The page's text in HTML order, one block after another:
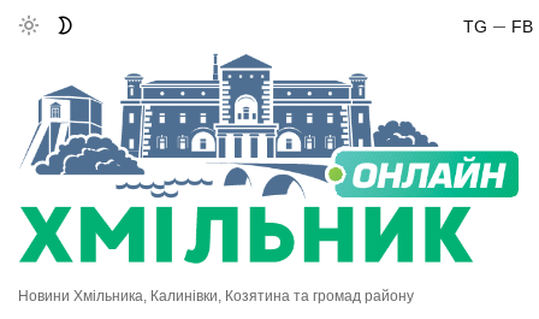
FB
TG
Новини Хмільника, Калинівки, Козятина та громад району